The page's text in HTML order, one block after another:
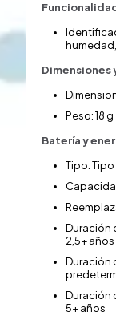
Dimensiones
Peso: 18 g
Batería y
Tipo:
Duración
2,5+ años
Duración
Duración
5+ años